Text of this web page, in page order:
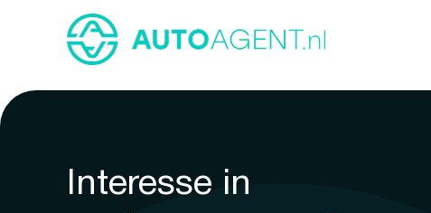
Interesse in